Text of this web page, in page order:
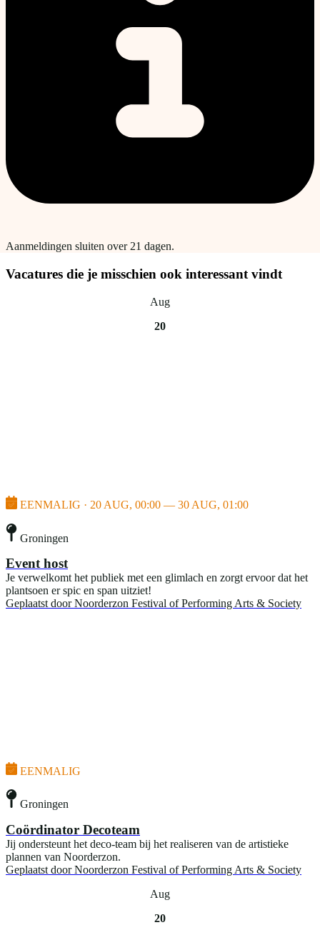
Aanmeldingen sluiten over 21 dagen.
Vacatures die je misschien ook interessant vindt
Aug
20
EENMALIG · 20 AUG, 00:00 — 30 AUG, 01:00
Groningen
Event host
Je verwelkomt het publiek met een glimlach en zorgt ervoor dat het
plantsoen er spic en span uitziet!
Geplaatst door Noorderzon Festival of Performing Arts & Society
EENMALIG
Groningen
Coördinator Decoteam
Jij ondersteunt het deco-team bij het realiseren van de artistieke
plannen van Noorderzon.
Geplaatst door Noorderzon Festival of Performing Arts & Society
Aug
20